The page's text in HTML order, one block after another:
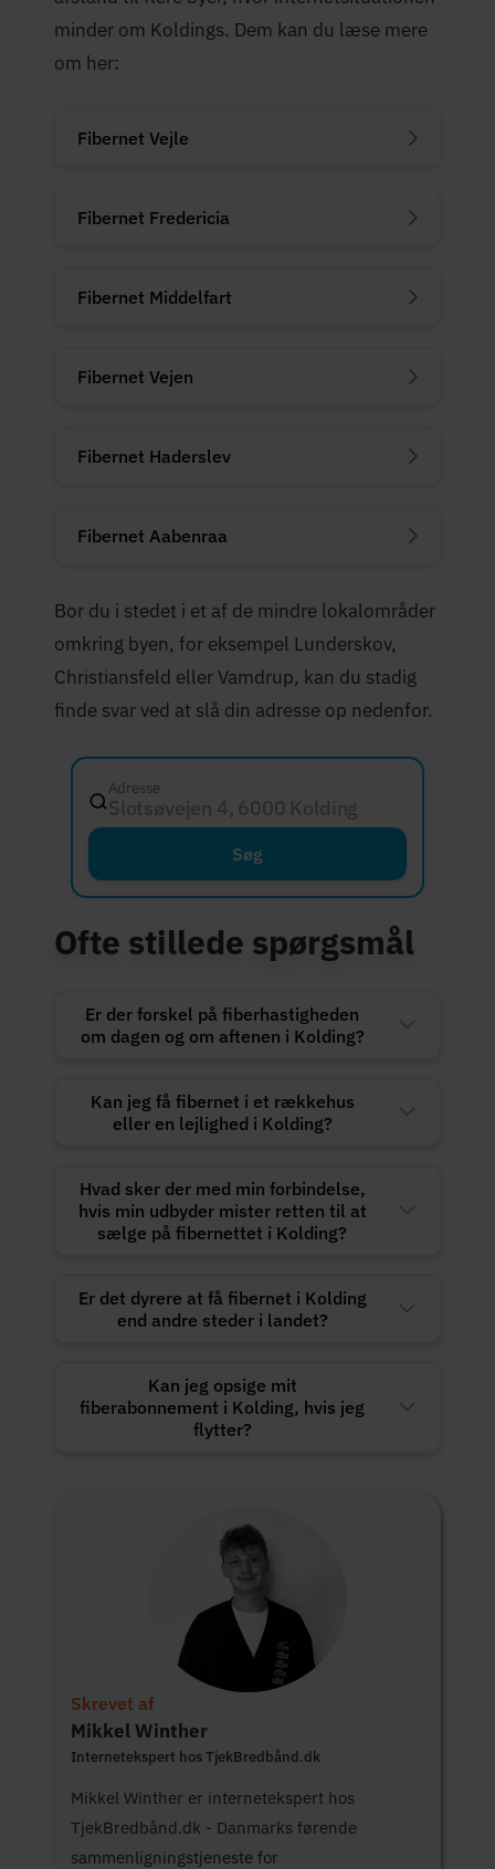
minder om Koldings. Dem kan du læse mere
om her:
Fibernet Vejle
Fibernet Fredericia
Fibernet Middelfart
Fibernet Vejen
Fibernet Haderslev
Fibernet Aabenraa
Bor du i stedet i et af de mindre lokalområder
omkring byen, for eksempel Lunderskov,
Christiansfeld eller Vamdrup, kan du stadig
finde svar ved at slå din adresse op nedenfor.
Adresse
Slotsøvejen 4, 6000 Kolding
Søg
Ofte stillede spørgsmål
Er der forskel på fiberhastigheden
om dagen og om aftenen i Kolding?
Kan jeg få fibernet i et rækkehus
eller en lejlighed i Kolding?
Hvad sker der med min forbindelse,
hvis min udbyder mister retten til at
sælge på fibernettet i Kolding?
Er det dyrere at få fibernet i Kolding
end andre steder i landet?
Kan jeg opsige mit
fiberabonnement i Kolding, hvis jeg
flytter?
Skrevet af
Mikkel Winther
Internetekspert hos TjekBredbånd.dk
Mikkel Winther er internetekspert hos
TjekBredbånd.dk - Danmarks førende
sammenligningstjeneste for